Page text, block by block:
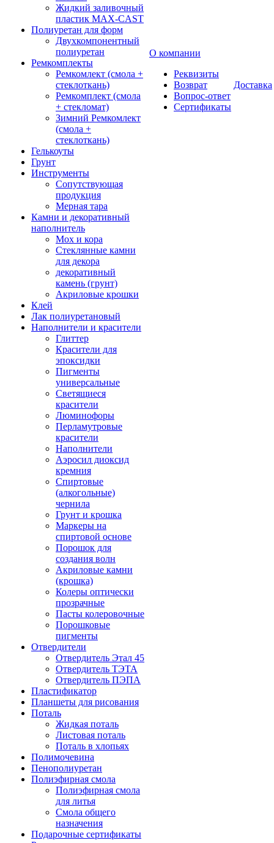
Жидкий заливочный
пластик MAX-CAST
Полиуретан для форм
Двухкомпонентный
полиуретан
Ремкомплекты
Ремкомлект (смола +
стеклоткань)
Ремкомплект (смола
+ стекломат)
Зимний Ремкомлект
(смола +
стеклоткань)
Гелькоуты
Грунт
Инструменты
Сопутствующая
продукция
Мерная тара
Камни и декоративный
наполнитель
Мох и кора
Стеклянные камни
для декора
декоративный
камень (грунт)
Акриловые крошки
Клей
Лак полиуретановый
Наполнители и красители
Глиттер
Красители для
эпоксидки
Пигменты
универсальные
Светящиеся
красители
Люминофоры
Перламутровые
красители
Наполнители
Аэросил диоксид
кремния
Спиртовые
(алкогольные)
чернила
Грунт и крошка
Маркеры на
спиртовой основе
Порошок для
создания волн
Акриловые камни
(крошка)
Колеры оптически
прозрачные
Пасты колеровочные
Порошковые
пигменты
Отвердители
Отвердитель Этал 45
Отвердитель ТЭТА
Отвердитель ПЭПА
Пластификатор
Планшеты для рисования
Поталь
Жидкая поталь
Листовая поталь
Поталь в хлопьях
Полимочевина
Пенополиуретан
Полиэфирная смола
Полиэфирная смола
для литья
Смола общего
назначения
Подарочные сертификаты
О компании
Реквизиты
Возврат
Вопрос-ответ
Сертификаты
Доставка